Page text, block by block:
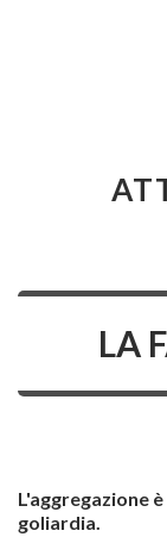
LA
L'aggregazione
goliardia.